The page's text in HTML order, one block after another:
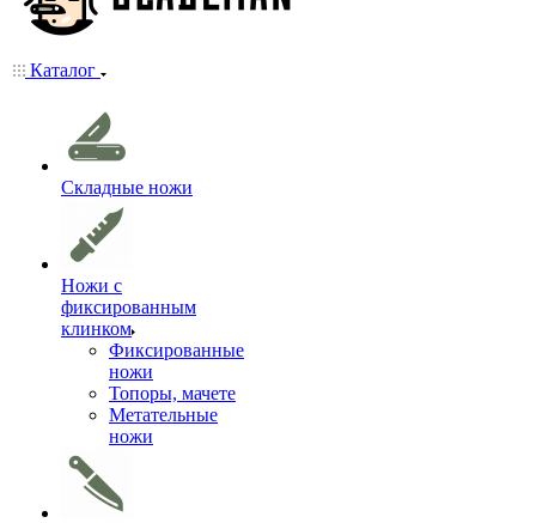
Каталог
Складные ножи
Ножи с
фиксированным
клинком
Фиксированные
ножи
Топоры, мачете
Метательные
ножи